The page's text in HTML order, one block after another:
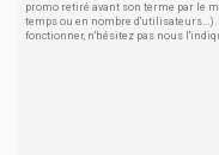
promo retiré avant son terme par le
temps ou en nombre
fonctionner, n'hésitez pas nous